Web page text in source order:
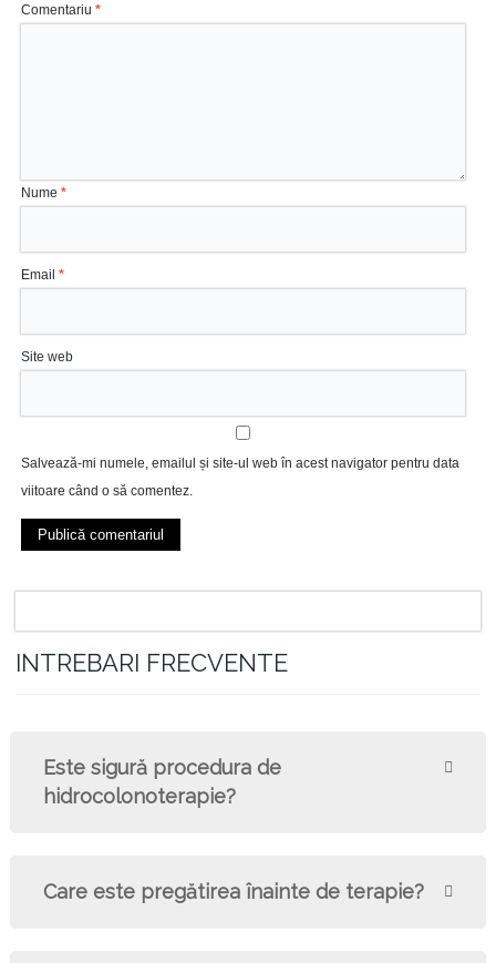
Comentariu*
Nume*
Email*
Site web
Salvează-mi numele, emailul și site-ul web în acest navigator pentru data
viitoare când o să comentez.
INTREBARI FRECVENTE
Este sigură procedura de
hidrocolonoterapie?
Care este pregătirea înainte de terapie?